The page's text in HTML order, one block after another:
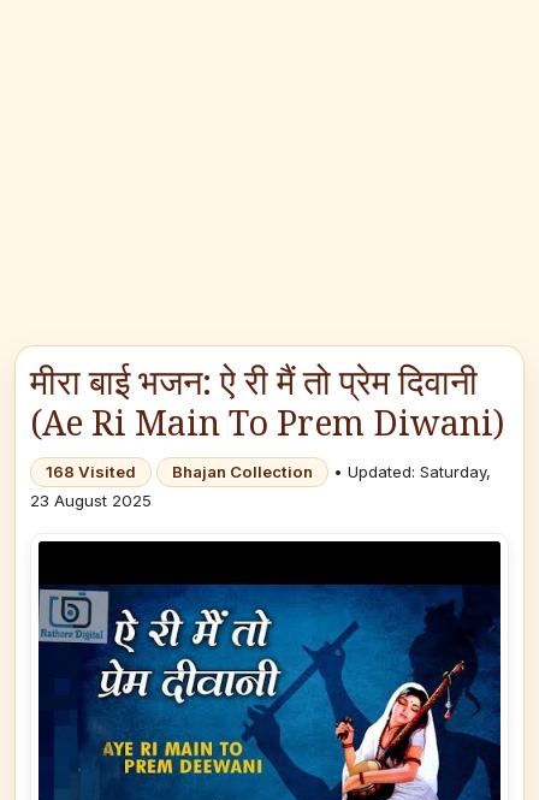
मीरा बाई भजन: ऐ री मैं तो प्रेम दिवानी
(Ae Ri Main To Prem Diwani)
168 Visited Bhajan Collection
• Updated: Saturday,
23 August 2025